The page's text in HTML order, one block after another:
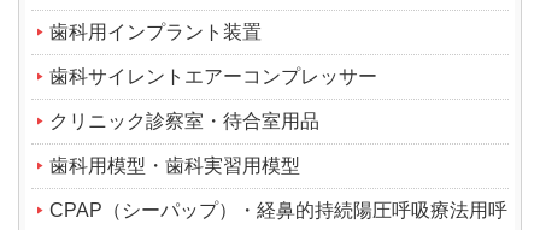
歯科用インプラント装置
歯科サイレントエアーコンプレッサー
クリニック診察室・待合室用品
歯科用模型・歯科実習用模型
CPAP（シーパップ）・経鼻的持続陽圧呼吸療法用呼